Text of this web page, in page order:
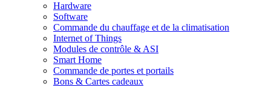
Hardware
Software
Commande du chauffage et de la climatisation
Internet of Things
Modules de contrôle & ASI
Smart Home
Commande de portes et portails
Bons & Cartes cadeaux